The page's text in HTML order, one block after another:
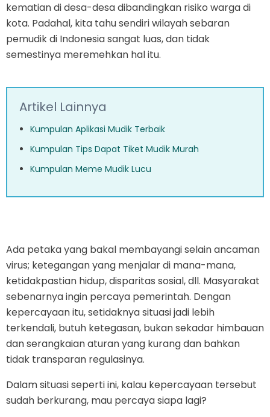
kematian di desa-desa dibandingkan risiko warga di
kota. Padahal, kita tahu sendiri wilayah sebaran
pemudik di Indonesia sangat luas, dan tidak
semestinya meremehkan hal itu.
Artikel Lainnya
Kumpulan Aplikasi Mudik Terbaik
Kumpulan Tips Dapat Tiket Mudik Murah
Kumpulan Meme Mudik Lucu
Ada petaka yang bakal membayangi selain ancaman
virus; ketegangan yang menjalar di mana-mana,
ketidakpastian hidup, disparitas sosial, dll. Masyarakat
sebenarnya ingin percaya pemerintah. Dengan
kepercayaan itu, setidaknya situasi jadi lebih
terkendali, butuh ketegasan, bukan sekadar himbauan
dan serangkaian aturan yang kurang dan bahkan
tidak transparan regulasinya.
Dalam situasi seperti ini, kalau kepercayaan tersebut
sudah berkurang, mau percaya siapa lagi?